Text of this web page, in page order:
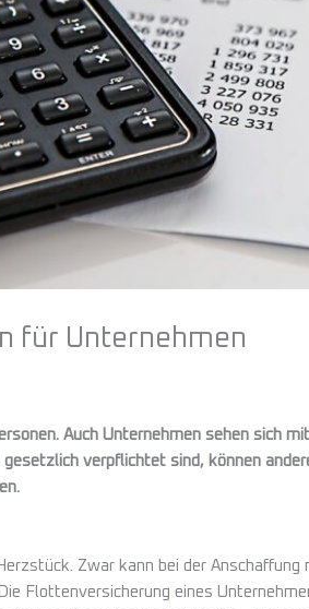
für Unternehmen
Auch Unternehmen sehen sich
verpflichtet sind, können
Zwar kann bei der Anschaffung
Flottenversicherung eines